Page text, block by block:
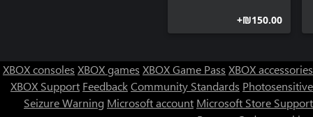
‪₪‎150.00‬+
XBOX consoles XBOX games XBOX Game Pass XBOX accessories
XBOX Support FeedbackCommunity Standards Photosensitive
Seizure Warning Microsoft account Microsoft Store Support